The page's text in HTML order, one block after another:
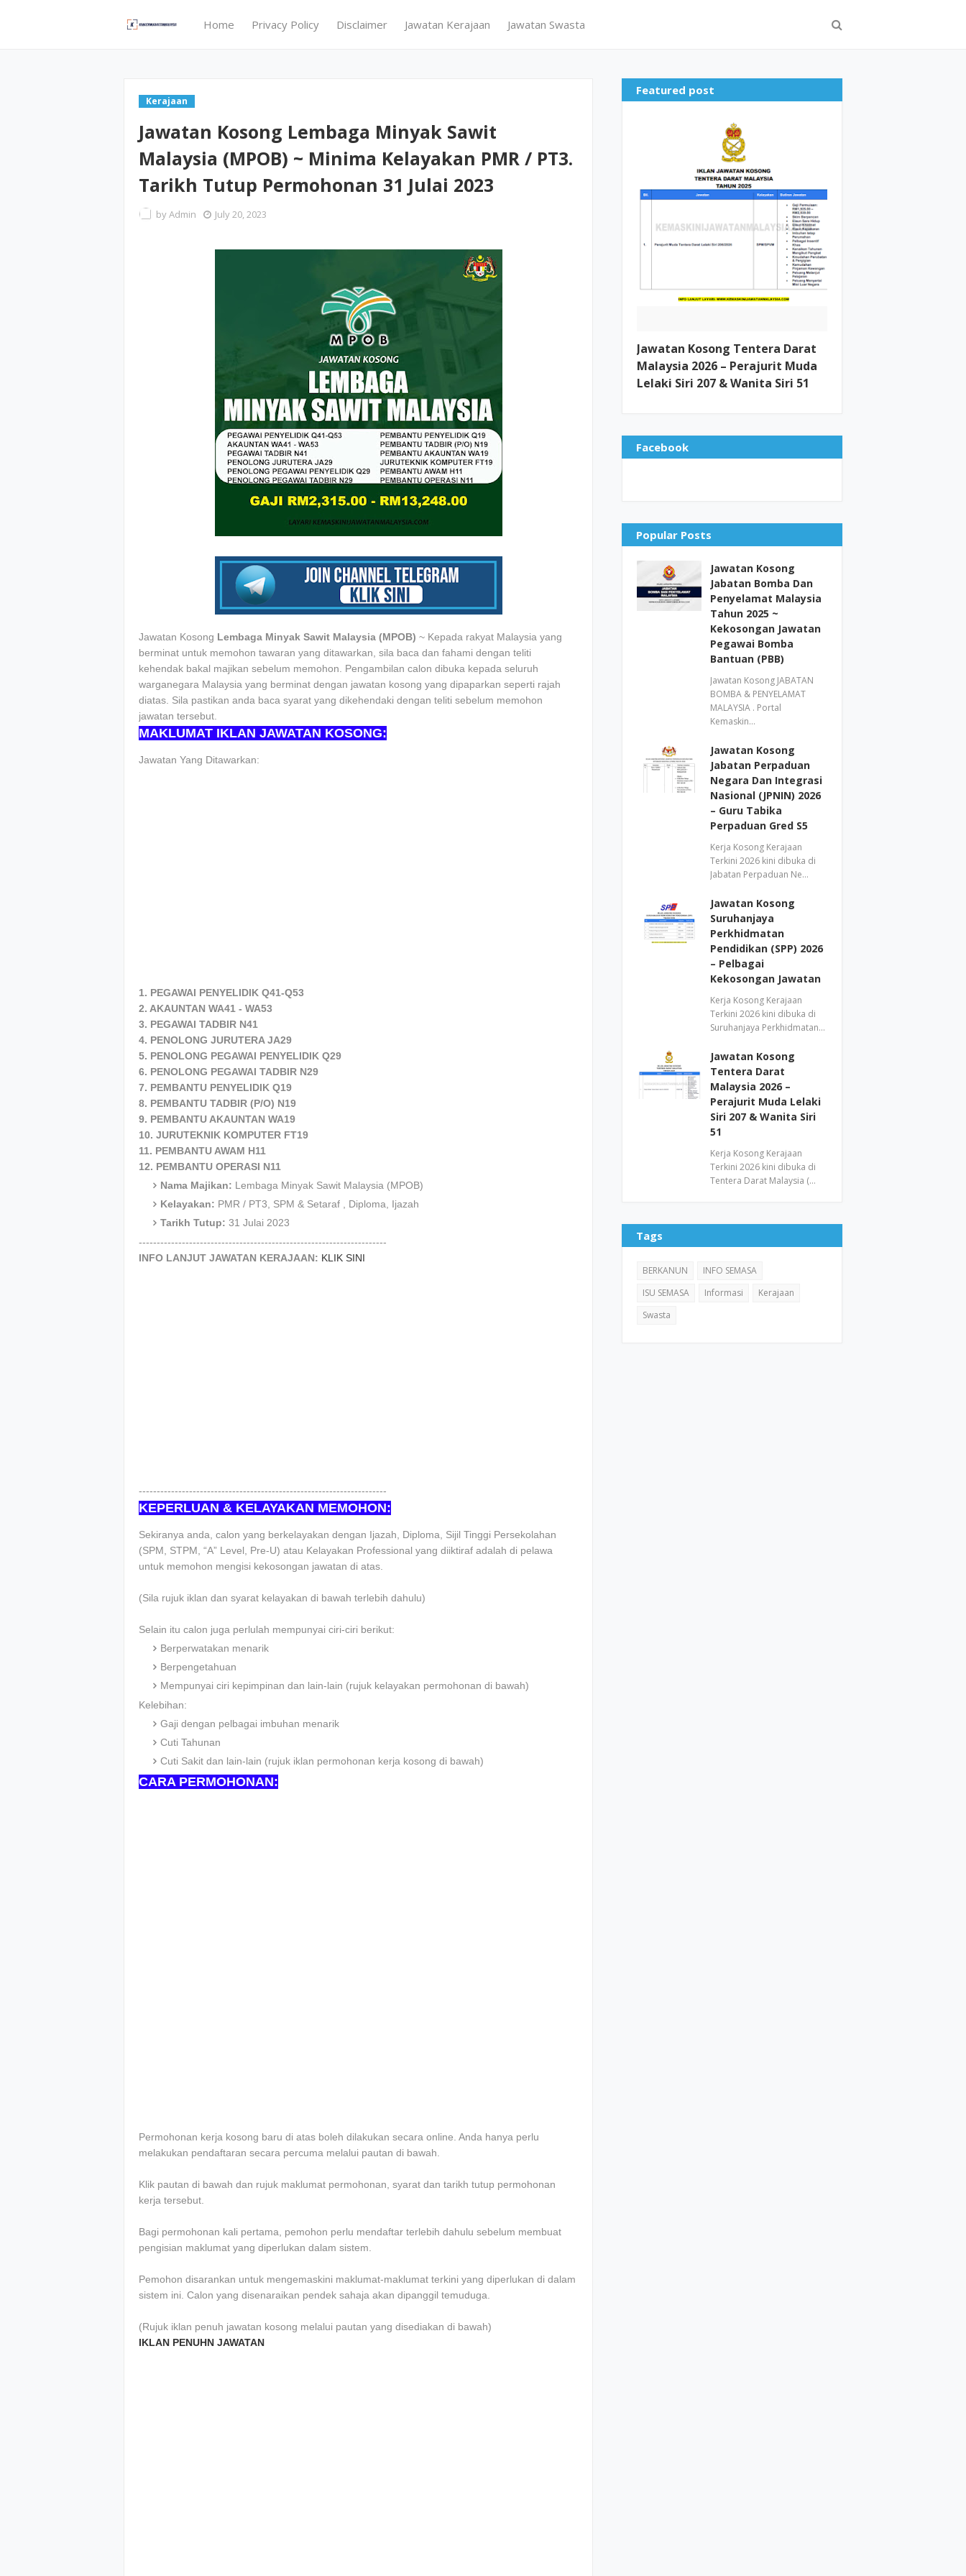
Home Privacy Policy Disclaimer Jawatan Kerajaan Jawatan Swasta
Kerajaan
Jawatan Kosong Lembaga Minyak Sawit
Malaysia (MPOB) ~ Minima Kelayakan PMR / PT3.
Tarikh Tutup Permohonan 31 Julai 2023
byAdmin July 20, 2023
Jawatan Kosong Lembaga Minyak Sawit Malaysia (MPOB) ~ Kepada rakyat Malaysia yang
berminat untuk memohon tawaran yang ditawarkan, sila baca dan fahami dengan teliti
kehendak bakal majikan sebelum memohon. Pengambilan calon dibuka kepada seluruh
warganegara Malaysia yang berminat dengan jawatan kosong yang dipaparkan seperti rajah
diatas. Sila pastikan anda baca syarat yang dikehendaki dengan teliti sebelum memohon
jawatan tersebut.
MAKLUMAT IKLAN JAWATAN KOSONG:
Jawatan Yang Ditawarkan:
1. PEGAWAI PENYELIDIK Q41-Q53
2. AKAUNTAN WA41 - WA53
3. PEGAWAI TADBIR N41
4. PENOLONG JURUTERA JA29
5. PENOLONG PEGAWAI PENYELIDIK Q29
6. PENOLONG PEGAWAI TADBIR N29
7. PEMBANTU PENYELIDIK Q19
8. PEMBANTU TADBIR (P/O) N19
9. PEMBANTU AKAUNTAN WA19
10. JURUTEKNIK KOMPUTER FT19
11. PEMBANTU AWAM H11
12. PEMBANTU OPERASI N11
Nama Majikan: Lembaga Minyak Sawit Malaysia (MPOB)
Kelayakan: PMR / PT3, SPM & Setaraf , Diploma, Ijazah
Tarikh Tutup: 31 Julai 2023
---------------------------------------------------------------------
INFO LANJUT JAWATAN KERAJAAN: KLIK SINI
---------------------------------------------------------------------
KEPERLUAN & KELAYAKAN MEMOHON:
Sekiranya anda, calon yang berkelayakan dengan Ijazah, Diploma, Sijil Tinggi Persekolahan
(SPM, STPM, “A” Level, Pre-U) atau Kelayakan Professional yang diiktiraf adalah di pelawa
untuk memohon mengisi kekosongan jawatan di atas.
(Sila rujuk iklan dan syarat kelayakan di bawah terlebih dahulu)
Selain itu calon juga perlulah mempunyai ciri-ciri berikut:
Berperwatakan menarik
Berpengetahuan
Mempunyai ciri kepimpinan dan lain-lain (rujuk kelayakan permohonan di bawah)
Kelebihan:
Gaji dengan pelbagai imbuhan menarik
Cuti Tahunan
Cuti Sakit dan lain-lain (rujuk iklan permohonan kerja kosong di bawah)
CARA PERMOHONAN:
Permohonan kerja kosong baru di atas boleh dilakukan secara online. Anda hanya perlu
melakukan pendaftaran secara percuma melalui pautan di bawah.
Klik pautan di bawah dan rujuk maklumat permohonan, syarat dan tarikh tutup permohonan
kerja tersebut.
Bagi permohonan kali pertama, pemohon perlu mendaftar terlebih dahulu sebelum membuat
pengisian maklumat yang diperlukan dalam sistem.
Pemohon disarankan untuk mengemaskini maklumat-maklumat terkini yang diperlukan di dalam
sistem ini. Calon yang disenaraikan pendek sahaja akan dipanggil temuduga.
(Rujuk iklan penuh jawatan kosong melalui pautan yang disediakan di bawah)
IKLAN PENUHN JAWATAN
Featured post
Jawatan Kosong Tentera Darat
Malaysia 2026 – Perajurit Muda
Lelaki Siri 207 & Wanita Siri 51
Facebook
Popular Posts
Jawatan Kosong
Jabatan Bomba Dan
Penyelamat Malaysia
Tahun 2025 ~
Kekosongan Jawatan
Pegawai Bomba
Bantuan (PBB)
Jawatan Kosong JABATAN
BOMBA & PENYELAMAT
MALAYSIA . Portal
Kemaskin…
Jawatan Kosong
Jabatan Perpaduan
Negara Dan Integrasi
Nasional (JPNIN) 2026
– Guru Tabika
Perpaduan Gred S5
Kerja Kosong Kerajaan
Terkini 2026 kini dibuka di
Jabatan Perpaduan Ne…
Jawatan Kosong
Suruhanjaya
Perkhidmatan
Pendidikan (SPP) 2026
– Pelbagai
Kekosongan Jawatan
Kerja Kosong Kerajaan
Terkini 2026 kini dibuka di
Suruhanjaya Perkhidmatan…
Jawatan Kosong
Tentera Darat
Malaysia 2026 –
Perajurit Muda Lelaki
Siri 207 & Wanita Siri
51
Kerja Kosong Kerajaan
Terkini 2026 kini dibuka di
Tentera Darat Malaysia (…
Tags
BERKANUN
INFO SEMASA
ISU SEMASA
Informasi
Kerajaan
Swasta